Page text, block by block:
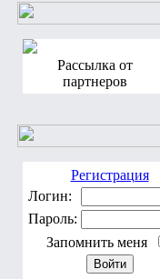
Рассылка от
партнеров
Регистрация
Логин:
Пароль:
Запомнить меня